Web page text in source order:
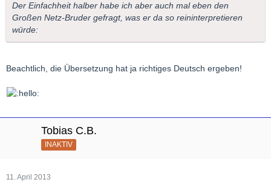
Der Einfachheit halber habe ich aber auch mal eben den
Großen Netz-Bruder gefragt, was er da so reininterpretieren
würde:
Beachtlich, die Übersetzung hat ja richtiges Deutsch ergeben!
Tobias C.B.
INAKTIV
11. April 2013